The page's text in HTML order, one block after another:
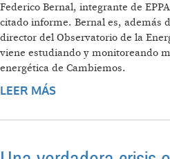
Federico Bernal, integrante de
citado informe. Bernal es, además
director del Observatorio de la
viene estudiando y monitoreando
energética de Cambiemos.
LEER MÁS